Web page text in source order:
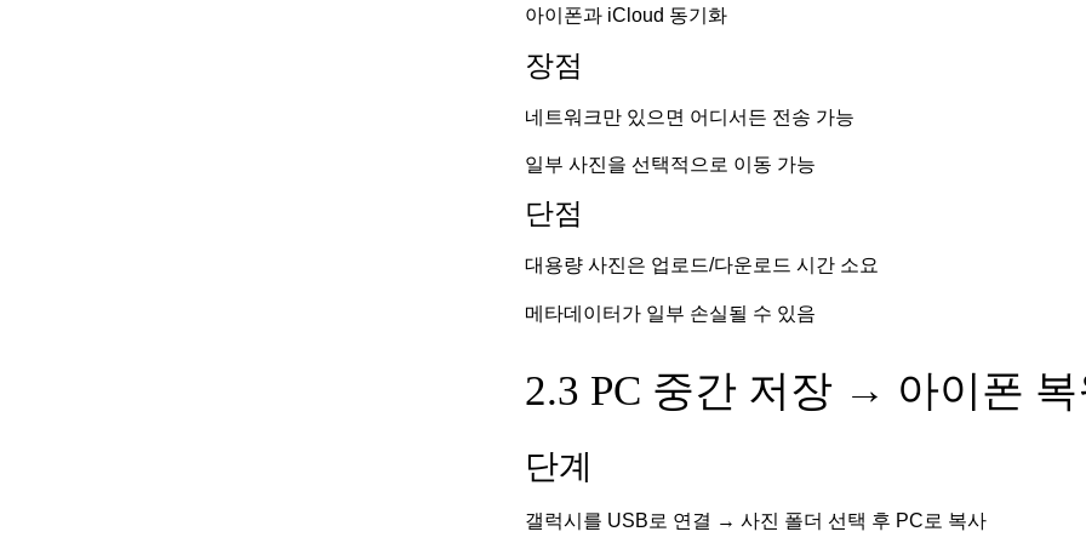
아이폰과 iCloud 동기화
장점
네트워크만 있으면 어디서든 전송 가능
일부 사진을 선택적으로 이동 가능
단점
대용량 사진은 업로드/다운로드 시간 소요
메타데이터가 일부 손실될 수 있음
2.3 PC 중간 저장 → 아이폰
단계
갤럭시를 USB로 연결 → 사진 폴더 선택 후 PC로 복사